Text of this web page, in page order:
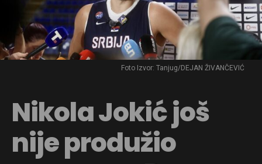
Foto Izvor: Tanjug/DEJAN ŽIVANČEVIĆ
Nikola Jokić još
nije produžio